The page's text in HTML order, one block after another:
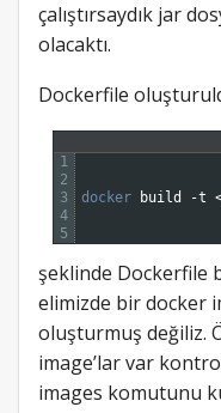
çalıştırsaydık jar
olacaktı.
Dockerfile
1
2
3
4
5
docker build -t
şeklinde Dockerfile
elimizde bir docker
oluşturmuş değiliz.
image’lar var
images komutunu